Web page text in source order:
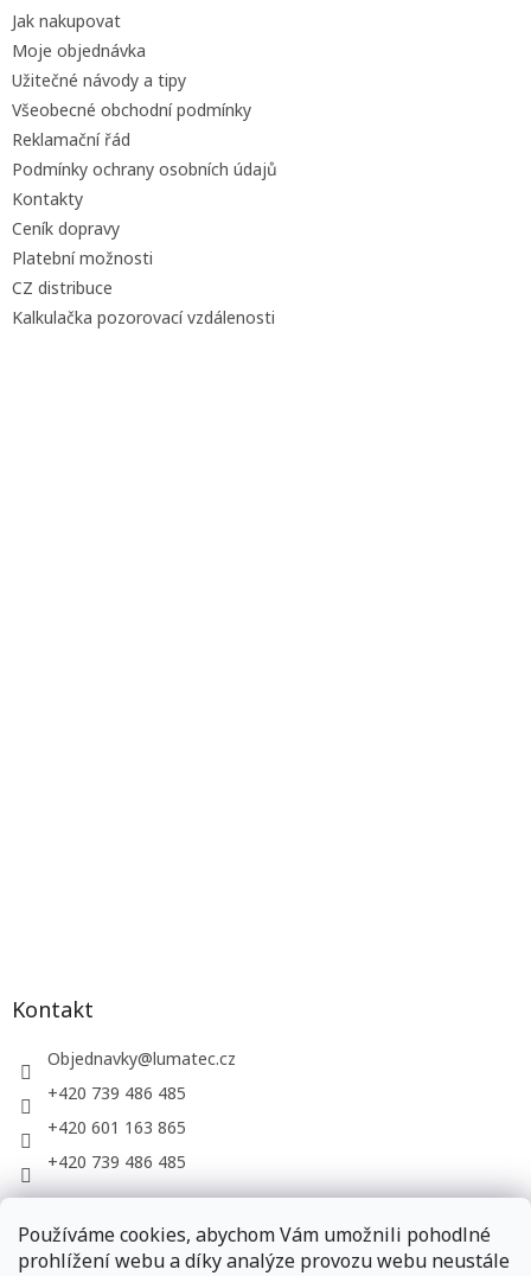
Používáme cookies, abychom Vám umožnili pohodlné
prohlížení webu a díky analýze provozu webu neustále
Jak nakupovat
Moje objednávka
Užitečné návody a tipy
Všeobecné obchodní podmínky
Reklamační řád
Podmínky ochrany osobních údajů
Kontakty
Ceník dopravy
Platební možnosti
CZ distribuce
Kalkulačka pozorovací vzdálenosti
Kontakt
Objednavky@lumatec.cz
+420 739 486 485
+420 601 163 865
+420 739 486 485
LUMATEC, s.r.o. - web společnosti